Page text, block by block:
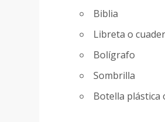
Biblia
Libreta o
Bolígrafo
Sombrilla
Botella plástica